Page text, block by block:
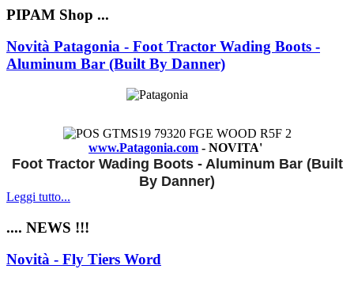
PIPAM Shop ...
Novità Patagonia - Foot Tractor Wading Boots -
Aluminum Bar (Built By Danner)
www.Patagonia.com - NOVITA'
Foot Tractor Wading Boots - Aluminum Bar (Built
By Danner)
Leggi tutto...
.... NEWS !!!
Novità - Fly Tiers Word